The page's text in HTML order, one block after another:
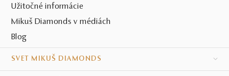
Užitočné informácie
Mikuš Diamonds v médiách
Blog
SVET MIKUŠ DIAMONDS